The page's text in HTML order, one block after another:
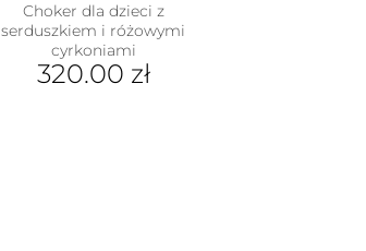
Choker dla dzieci z
serduszkiem i różowymi
cyrkoniami
320.00 zł